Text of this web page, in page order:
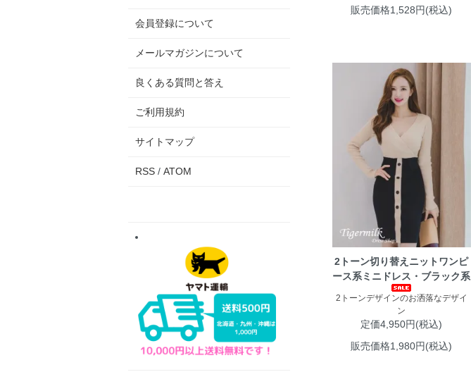
販売価格1,528円(税込)
2トーン切り替えニットワンピ
ース系ミニドレス・ブラック系
2トーンデザインのお洒落なデザイ
ン
定価4,950円(税込)
販売価格1,980円(税込)
会員登録について
メールマガジンについて
良くある質問と答え
ご利用規約
サイトマップ
RSS / ATOM